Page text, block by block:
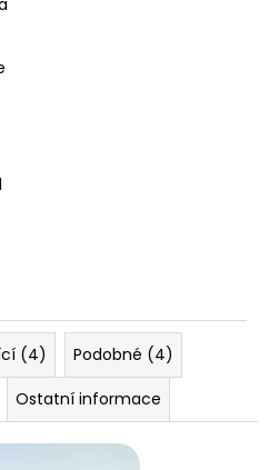
(4)
Podobné (4)
Ostatní informace